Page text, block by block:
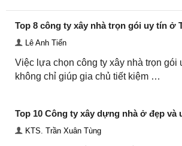
Top 8 công ty xây nhà trọn gói uy tín ở
Lê Anh Tiến
Việc lựa chọn công ty xây nhà trọn gói
không chỉ giúp gia chủ tiết kiệm …
Top 10 Công ty xây dựng nhà ở đẹp và
KTS. Trần Xuân Tùng